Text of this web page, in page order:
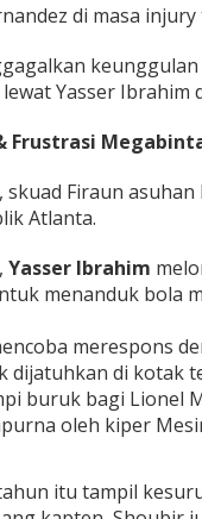
n
i
k
a
T
n
g
i
A
r
e
n
t
i
n
di masa injury
Yasser Ibrahim
Frustrasi
skuad Firaun
Atlanta.
Yasser Ibrahim
menanduk bola
merespons
dijatuhkan di kotak
buruk bagi Lionel
oleh kiper
itu tampil